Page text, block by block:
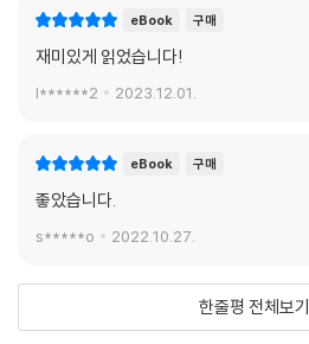
eBook 구매
재미있게 읽었습니다!
l******2 2023.12.01.
eBook 구매
좋았습니다.
s*****o 2022.10.27.
한줄평 전체보기